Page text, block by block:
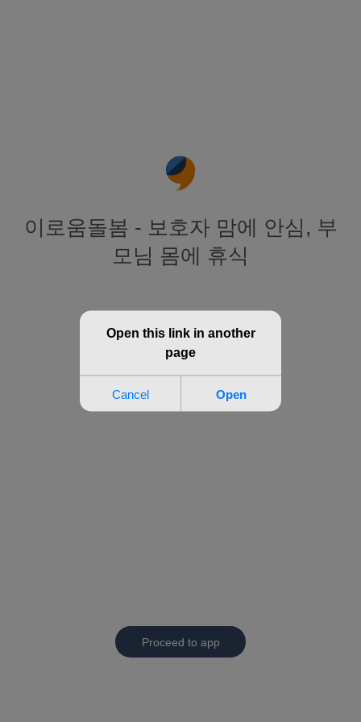
이로움돌봄 - 보호자 맘에 안심, 부
모님 몸에 휴식
Proceed to app